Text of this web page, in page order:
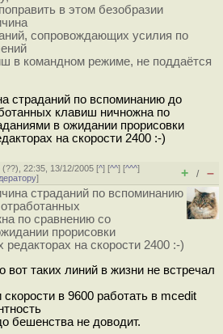
в этом безобразии
сопровождающих усилия по
в командном режиме, не поддаётся
страданий по вспоминанию до
клавиш ничножна по
в ожидании прорисовки
на скорости 2400 :-)
(??), 22:35, 13/12/2005 [^] [^^] [^^^]
] + / –
страданий по вспоминанию
по сравнению со
прорисовки
редакторах на скорости 2400 :-)
вот таких линий в жизни не встречал
скорости в 9600 работать в mcedit
бешенства не доводит.